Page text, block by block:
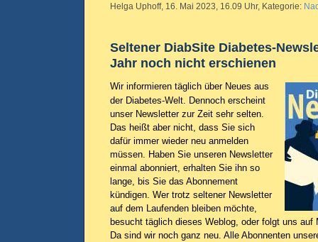
Helga Uphoff, 16. Mai 2023, 16.09 Uhr, Kategorie:
Seltener DiabSite Diabetes-
Jahr noch nicht erschienen
Wir informieren täglich über Neues aus
der Diabetes-Welt. Dennoch erscheint
unser Newsletter zur Zeit sehr selten.
Das heißt aber nicht, dass Sie sich
dafür immer wieder neu anmelden
müssen. Haben Sie unseren Newsletter
einmal abonniert, erhalten Sie ihn so
lange, bis Sie das Abonnement
kündigen. Wer trotz seltener Newsletter
auf dem Laufenden bleiben möchte,
besucht täglich dieses Weblog, oder folgt uns
Da sind wir noch ganz neu. Alle Abonnenten